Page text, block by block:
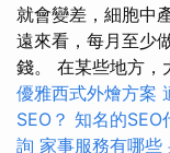
就會變差，細胞中
遠來看，每月至少
錢。 在某些地方
優雅西式外燴方案
SEO？ 知名的SEO
詢 家事服務有哪些